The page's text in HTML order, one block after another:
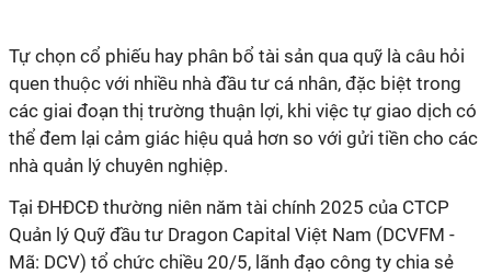
Tự chọn cổ phiếu hay phân bổ tài sản qua quỹ là câu hỏi
quen thuộc với nhiều nhà đầu tư cá nhân, đặc biệt trong
các giai đoạn thị trường thuận lợi, khi việc tự giao dịch có
thể đem lại cảm giác hiệu quả hơn so với gửi tiền cho các
nhà quản lý chuyên nghiệp.
Tại ĐHĐCĐ thường niên năm tài chính 2025 của CTCP
Quản lý Quỹ đầu tư Dragon Capital Việt Nam (DCVFM -
Mã: DCV) tổ chức chiều 20/5, lãnh đạo công ty chia sẻ